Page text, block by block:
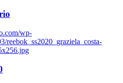
wp-
reebok_ss2020_graziela_costa-